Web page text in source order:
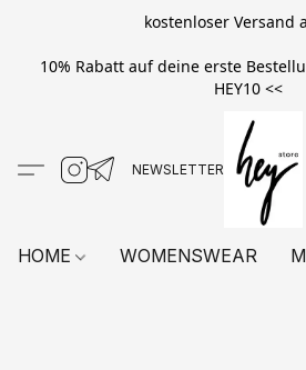
kostenloser Versand
10% Rabatt auf deine erste
HEY10 <<
HOME WOMENSWEAR